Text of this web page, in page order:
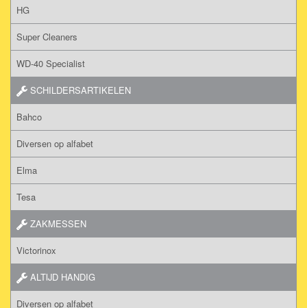
HG
Super Cleaners
WD-40 Specialist
SCHILDERSARTIKELEN
Bahco
Diversen op alfabet
Elma
Tesa
ZAKMESSEN
Victorinox
ALTIJD HANDIG
Diversen op alfabet